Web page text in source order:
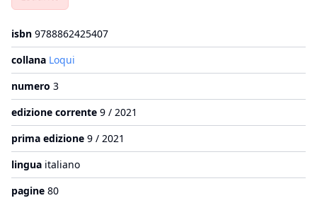
isbn 9788862425407
collana Loqui
numero 3
edizione corrente 9 / 2021
prima edizione 9 / 2021
lingua italiano
pagine 80